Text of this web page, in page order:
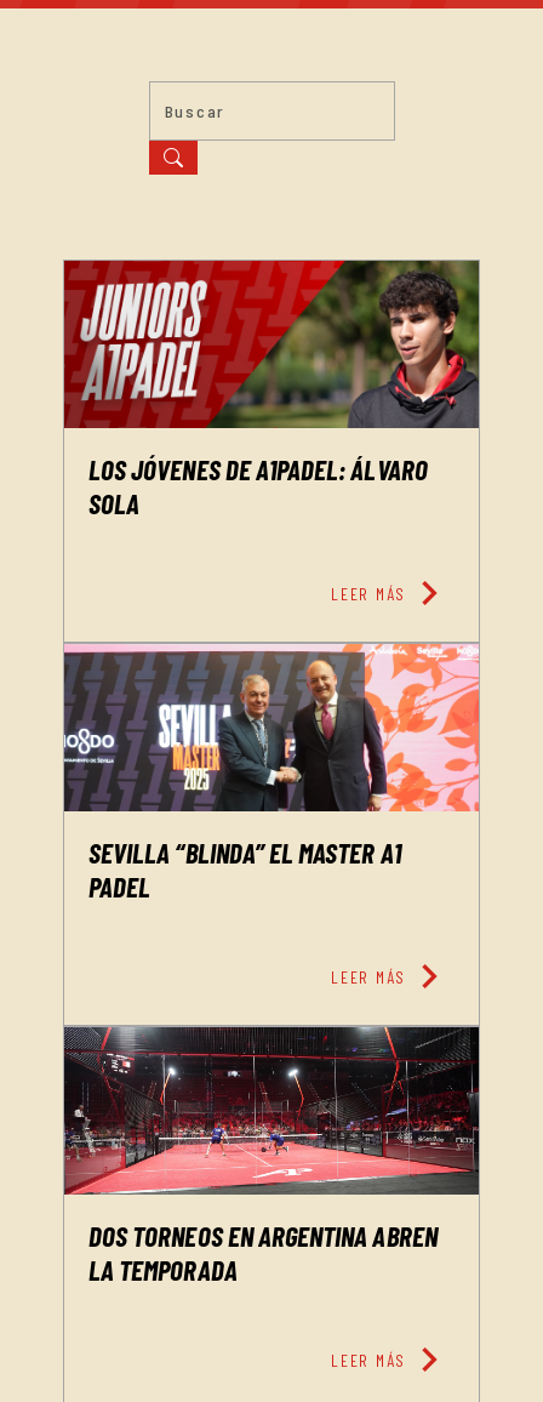
LOS JÓVENES DE A1PADEL: ÁLVARO
SOLA
LEER MÁS chevron_right
SEVILLA “BLINDA” EL MASTER A1
PADEL
LEER MÁS chevron_right
DOS TORNEOS EN ARGENTINA ABREN
LA TEMPORADA
LEER MÁS chevron_right